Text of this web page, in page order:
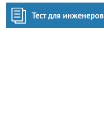
Тест для инженеров